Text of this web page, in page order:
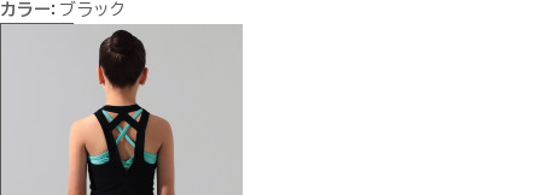
カラー： ブラック